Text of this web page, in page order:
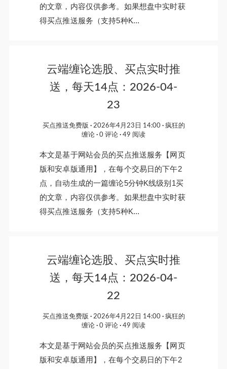
的文章，内容仅供参考。如果想盘中实时获
得买点推送服务（支持5种K...
云端缠论选股、买点实时推
送，每天14点：2026-04-
23
买点推送免费版 2026年4月23日 14:00
疯狂的
缠论
0 评论 49 阅读
本文是基于网站会员的买点推送服务【网页
版和安卓版通用】，在每个交易日的下午2
点，自动生成的一篇缠论5分钟K线级别1买
的文章，内容仅供参考。如果想盘中实时获
得买点推送服务（支持5种K...
云端缠论选股、买点实时推
送，每天14点：2026-04-
22
买点推送免费版 2026年4月22日 14:00
疯狂的
缠论
0 评论 49 阅读
本文是基于网站会员的买点推送服务【网页
版和安卓版通用】，在每个交易日的下午2